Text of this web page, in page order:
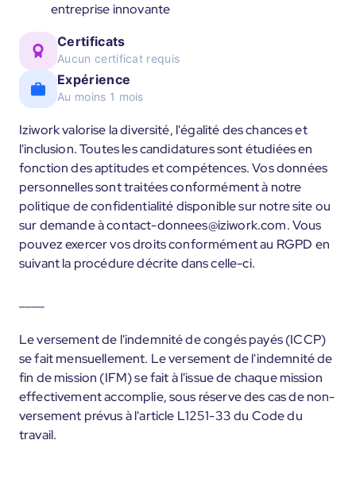
entreprise innovante
Certificats
Aucun certificat requis
Expérience
Au moins 1 mois
Iziwork valorise la diversité, l'égalité des chances et
l'inclusion. Toutes les candidatures sont étudiées en
fonction des aptitudes et compétences. Vos données
personnelles sont traitées conformément à notre
politique de confidentialité disponible sur notre site ou
sur demande à contact-donnees@iziwork.com. Vous
pouvez exercer vos droits conformément au RGPD en
suivant la procédure décrite dans celle-ci.
Le versement de l'indemnité de congés payés (ICCP)
se fait mensuellement. Le versement de l'indemnité de
fin de mission (IFM) se fait à l'issue de chaque mission
effectivement accomplie, sous réserve des cas de non-
versement prévus à l'article L1251-33 du Code du
travail.